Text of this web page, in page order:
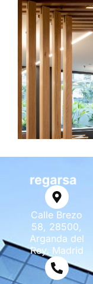
Calle Brezo
58, 28500,
Arganda del
Rey. Madrid